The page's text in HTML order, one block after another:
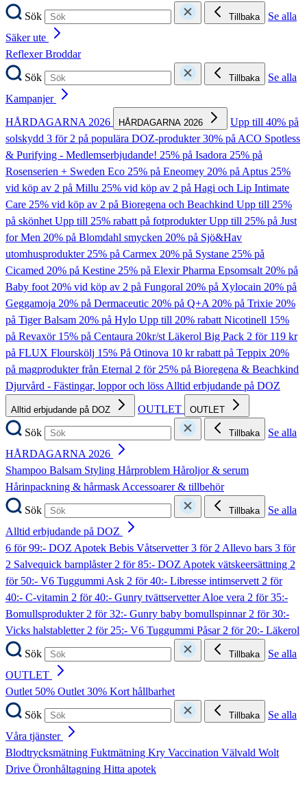
Sök
Tillbaka
Se alla
Säker ute
ReflexerBroddar
Sök
Tillbaka
Se alla
Kampanjer
HÅRDAGARNA 2026
HÅRDAGARNA 2026
Upp till 40% på
solskydd 3 för 2 på populära DOZ-produkter30% på ACO Spotless
& Purifying - Medlemserbjudande! 25% på Isadora 25% på
Rosenserien + Sweden Eco 25% på Eneomey 20% på Aptus 25%
vid köp av 2 på Millu 25% vid köp av 2 på Hagi och Lip Intimate
Care 25% vid köp av 2 på Bioregena och Beachkind Upp till 25%
på skönhetUpp till 25% rabatt på fotprodukterUpp till 25% på Just
for Men 20% på Blomdahl smycken 20% på Sjö&Hav
utomhusprodukter25% på Carmex 20% på Systane 25% på
Cicamed 20% på Kestine 25% på Elexir Pharma Epsomsalt20% på
Baby foot20% vid köp av 2 på Fungoral 20% på Xylocain 20% på
Geggamoja 20% på Dermaceutic 20% på Q+A20% på Trixie 20%
på Tiger Balsam 20% på Hylo Upp till 20% rabatt Nicotinell 15%
på Revaxör 15% på Centaura 20kr/st Läkerol Big Pack 2 för 119 kr
på FLUX Flourskölj 15% På Otinova 10 kr rabatt på Teppix 20%
på magprodukter från Eternal 2 för 25% på Bioregena & Beachkind
Djurvård - Fästingar, loppor och lössAlltid erbjudande på DOZ
Alltid erbjudande på DOZ OUTLET OUTLET
Sök Tillbaka
Se alla
HÅRDAGARNA 2026
Shampoo Balsam Styling Hårproblem Håroljor & serum
Hårinpackning & hårmaskAccessoarer & tillbehör
Sök
Tillbaka
Se alla
Alltid erbjudande på DOZ
6 för 99:- DOZ Apotek Bebis Våtservetter3 för 2 Allevo bars 3 för
2 Salvequick barnplåster2 för 85:- DOZ Apotek vätskeersättning 2
för 50:- V6 Tuggummi Ask 2 för 40:- Libresse intimservett2 för
40:- C-vitamin 2 för 40:- Gunry tvättservetter Aloe vera 2 för 35:-
Bomullsprodukter2 för 32:- Gunry baby bomullspinnar2 för 30:-
Vicks halstabletter2 för 25:- V6 Tuggummi Påsar2 för 20:- Läkerol
Sök
Tillbaka
Se alla
OUTLET
Outlet 50% Outlet 30% Kort hållbarhet
Sök
Tillbaka
Se alla
Våra tjänster
Blodtrycksmätning Fuktmätning Kry Vaccination Välvald Wolt
Drive Öronhåltagning Hitta apotek